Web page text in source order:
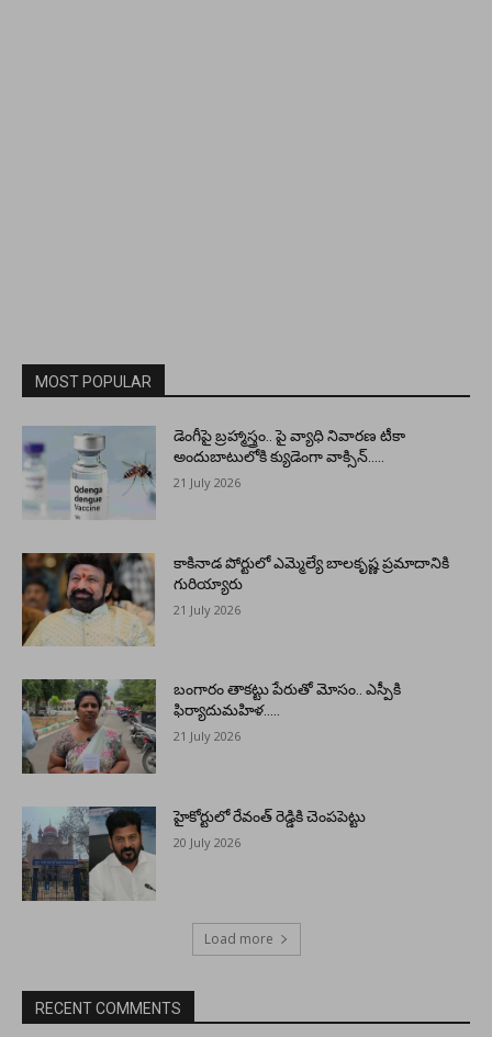
MOST POPULAR
డెంగీపై బ్రహ్మాస్త్రం.. పై వ్యాధి నివారణ టీకా
అందుబాటులోకి క్యుడెంగా వాక్సిన్…..
21 July 2026
కాకినాడ పోర్టులో ఎమ్మెల్యే బాలకృష్ణ ప్రమాదానికి
గురియ్యారు
21 July 2026
బంగారం తాకట్టు పేరుతో మోసం.. ఎస్పీకి
ఫిర్యాదుమహిళ…..
21 July 2026
హైకోర్టులో రేవంత్ రెడ్డికి చెంపపెట్టు
20 July 2026
Load more
RECENT COMMENTS